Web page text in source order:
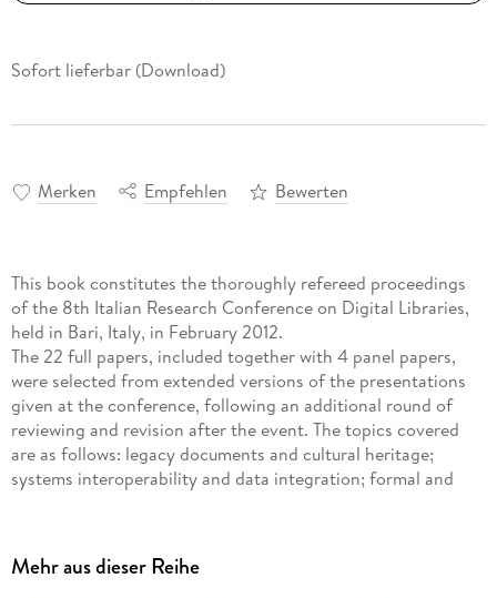
Sofort lieferbar (Download)
Merken Empfehlen Bewerten
This book constitutes the thoroughly refereed proceedings
of the 8th Italian Research Conference on Digital Libraries,
held in Bari, Italy, in February 2012.
The 22 full papers, included together with 4 panel papers,
were selected from extended versions of the presentations
given at the conference, following an additional round of
reviewing and revision after the event. The topics covered
are as follows: legacy documents and cultural heritage;
systems interoperability and data integration; formal and
management; search engines for digital library systems;
Mehr aus dieser Reihe